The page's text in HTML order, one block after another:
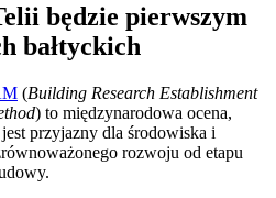
będzie pierwszym
bałtyckich
(Building Research Establishment
) to międzynarodowa ocena,
przyjazny dla środowiska i
rozwoju od etapu